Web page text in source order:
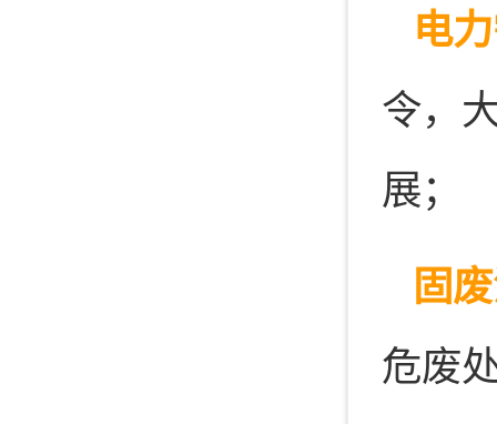
电
令，
展；
固
危废